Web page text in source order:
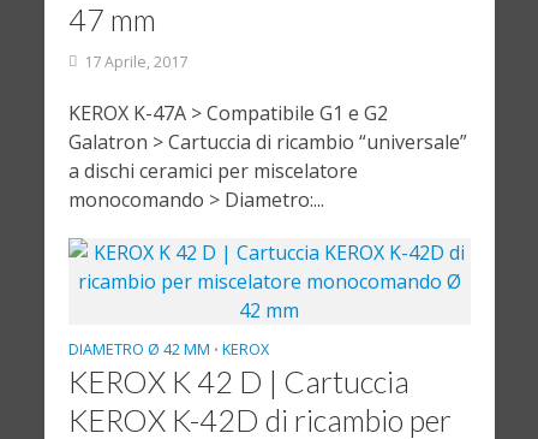
47 mm
17 Aprile, 2017
KEROX K-47A > Compatibile G1 e G2
Galatron > Cartuccia di ricambio “universale”
a dischi ceramici per miscelatore
monocomando > Diametro:...
DIAMETRO Ø 42 MM • KEROX
KEROX K 42 D | Cartuccia
KEROX K-42D di ricambio per